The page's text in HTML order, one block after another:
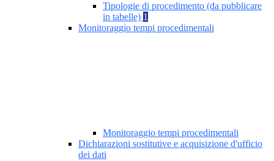
Tipologie di procedimento (da pubblicare
in tabelle) 1
Monitoraggio tempi procedimentali
Monitoraggio tempi procedimentali
Dichiarazioni sostitutive e acquisizione d'ufficio
dei dati